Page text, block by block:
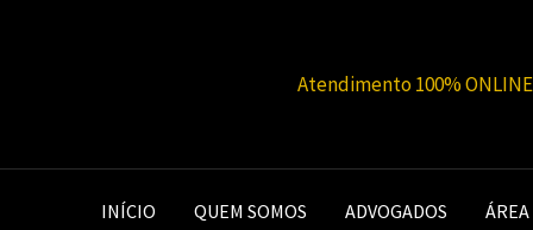
Atendimento 100%
INÍCIO QUEM SOMOS ADVOGADOS